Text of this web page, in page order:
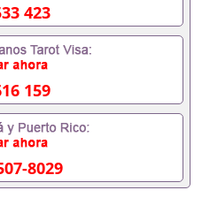
吗551190476假的毕业证
要定居国外需要
职事业单位/国企假的毕业
企/事业单位需要些什么材
在国内能用吗, 挂科拿不到
么办, 没有正常毕业怎么
历认证吗,您是否因为中
业551190476您是否因为
551190476您是否因没正
育部认证在校挂科了不想
么办551190476找工作没
423
159
8029